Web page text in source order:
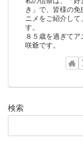
き」で、皆様の
ニメをご紹介して
す。
８５歳を過ぎて
咲爺です。
検索